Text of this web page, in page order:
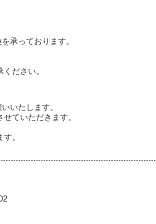
承っております。
ださい。
いたします。
ていただきます。
。